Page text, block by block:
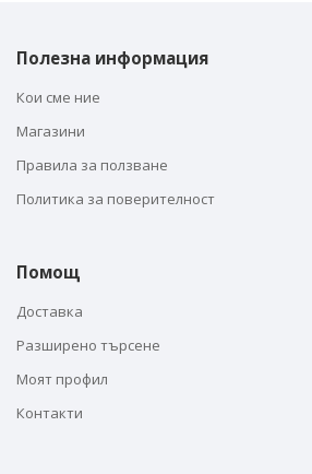
Полезна информация
Кои сме ние
Магазини
Правила за ползване
Политика за поверителност
Помощ
Доставка
Разширено търсене
Моят профил
Контакти